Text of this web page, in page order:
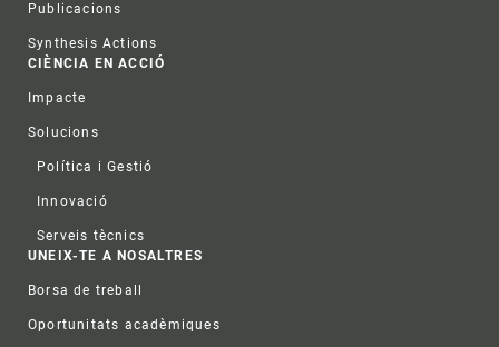
Publicacions
Synthesis Actions
CIÈNCIA EN ACCIÓ
Impacte
Solucions
Política i Gestió
Innovació
Serveis tècnics
UNEIX-TE A NOSALTRES
Borsa de treball
Oportunitats acadèmiques